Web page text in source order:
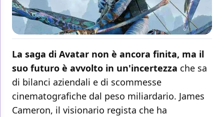
La saga di Avatar non è ancora finita, ma il
suo futuro è avvolto in un'incertezza che sa
di bilanci aziendali e di scommesse
cinematografiche dal peso miliardario. James
Cameron, il visionario regista che ha